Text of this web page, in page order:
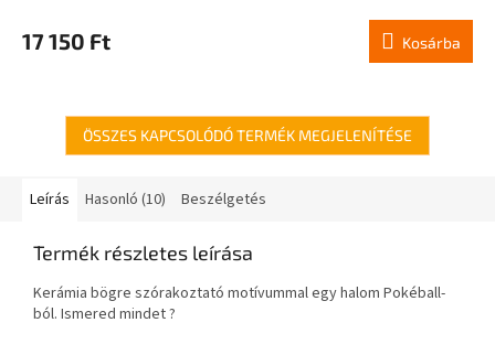
17 150 Ft Kosárba
ÖSSZES KAPCSOLÓDÓ TERMÉK MEGJELENÍTÉSE
Leírás Hasonló (10) Beszélgetés
Termék részletes leírása
Kerámia bögre szórakoztató motívummal egy halom Pokéball-
ból. Ismered mindet ?